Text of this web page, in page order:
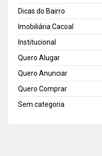
Dicas do Bairro
Imobiliária Cacoal
Institucional
Quero Alugar
Quero Anunciar
Quero Comprar
Sem categoria